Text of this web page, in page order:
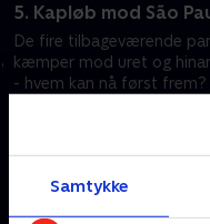
Samtykke
5. Kapløb mod São
De fire tilbageværende par
kæmper mod uret og
- hvem kan nå først frem?
Andre så også